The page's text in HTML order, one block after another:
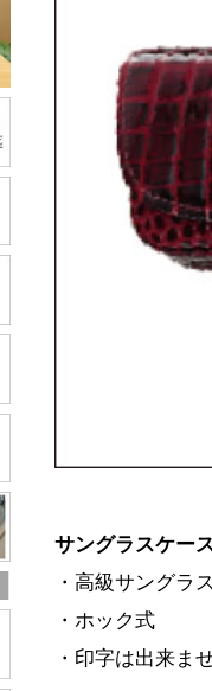
サングラスケー
・高級サングラ
・ホック式
・印字は出来ませ